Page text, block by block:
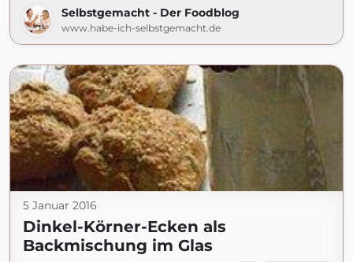
Selbstgemacht - Der Foodblog
www.habe-ich-selbstgemacht.de
5 Januar 2016
Dinkel-Körner-Ecken als
Backmischung im Glas